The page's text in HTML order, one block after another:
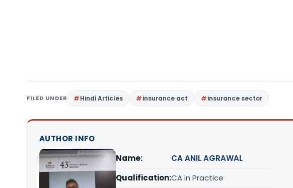
FILED UNDER Hindi Articles insurance act insurance sector
AUTHOR INFO
Name:
CA ANIL AGRAWAL
Qualification:CA in Practice